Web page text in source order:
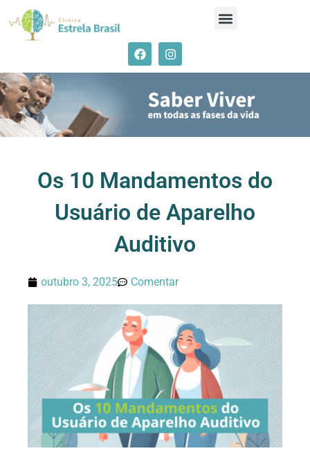
Os 10 Mandamentos do
Usuário de Aparelho
Auditivo
outubro 3, 2025 Comentar